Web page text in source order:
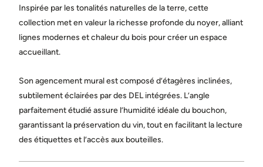
Inspirée par les tonalités naturelles de la terre, cette
collection met en valeur la richesse profonde du noyer, alliant
lignes modernes et chaleur du bois pour créer un espace
accueillant.
Son agencement mural est composé d’étagères inclinées,
subtilement éclairées par des DEL intégrées. L’angle
parfaitement étudié assure l’humidité idéale du bouchon,
garantissant la préservation du vin, tout en facilitant la lecture
des étiquettes et l’accès aux bouteilles.
Message
Partagez des photos de l’espace où sera installée la cave.
(facultatif)
Choisir...